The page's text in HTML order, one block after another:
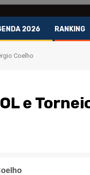
2026 RANKING
Coelho
e